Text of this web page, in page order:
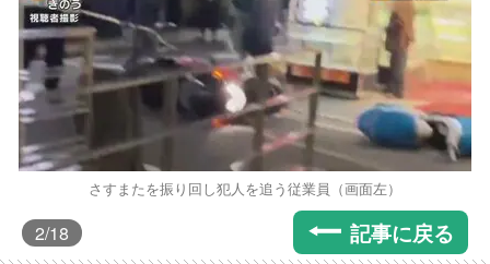
さすまたを振り回し犯人を追う従業員（画面左）
2/18 記事に戻る